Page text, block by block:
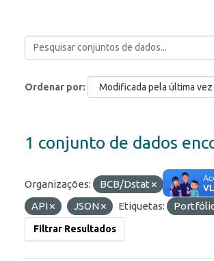
Ordenar por
1 conjunto de dados
Organizações: BCB/Dstat
API
JSON Etiquetas:
Filtrar Resultados